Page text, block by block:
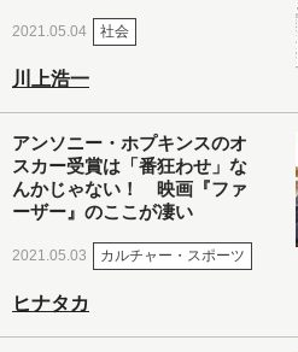
2021.05.04 社会
川上浩一
アンソニー・ホプキンスのオ
スカー受賞は「番狂わせ」な
んかじゃない！ 映画『ファ
ーザー』のここが凄い
2021.05.03 カルチャー・スポーツ
ヒナタカ